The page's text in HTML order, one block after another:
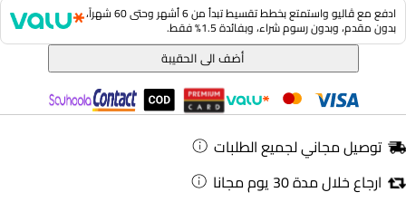
ادفع مع ڤاليو واستمتع بخطط تقسيط تبدأ من 6 أشهر وحتى 60 شهراً،
بدون مقدم، وبدون رسوم شراء، وبفائدة 1.5% فقط.
أضف الى الحقيبة
توصيل مجاني لجميع الطلبات
ارجاع خلال مدة 30 يوم مجانا